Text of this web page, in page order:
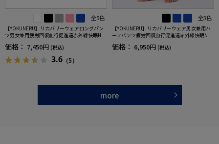
全5色
【YOKUNERU】リカバリーウェアロングパン
ツ男女兼用疲労回復血行促進遠赤外線快眠NA
NOMIX(R)【一般医療機器】SS～LLサイズ
価格： 7,450円 (税込)
3.6 （5）
全3色
【YOKUNERU】リカバリーウェア男女兼用ハ
ーフパンツ疲労回復血行促進遠赤外線快眠NA
NOMIX(R)【一般医療機器】SS～LLサイズ
価格： 6,950円 (税込)
more